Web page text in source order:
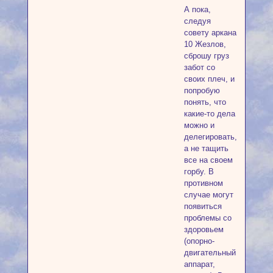
А пока,
следуя
совету аркана
10 Жезлов,
сброшу груз
забот со
своих плеч, и
попробую
понять, что
какие-то дела
можно и
делегировать,
а не тащить
все на своем
горбу. В
противном
случае могут
появиться
проблемы со
здоровьем
(опорно-
двигательный
аппарат,